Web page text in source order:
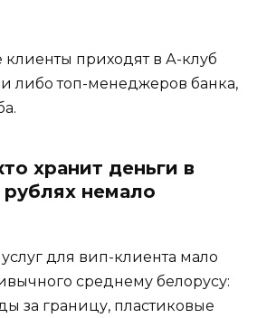
приходят в А-клуб
либо топ-менеджеров банка,
хранит деньги в
немало
для вип-клиента мало
среднему белорусу:
за границу, пластиковые